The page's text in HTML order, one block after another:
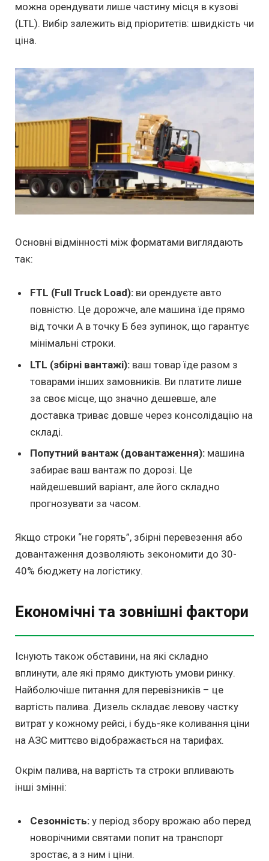
можна орендувати лише частину місця в кузові
(LTL). Вибір залежить від пріоритетів: швидкість чи
ціна.
Основні відмінності між форматами виглядають
так:
FTL (Full Truck Load): ви орендуєте авто
повністю. Це дорожче, але машина їде прямо
від точки А в точку Б без зупинок, що гарантує
мінімальні строки.
LTL (збірні вантажі): ваш товар їде разом з
товарами інших замовників. Ви платите лише
за своє місце, що значно дешевше, але
доставка триває довше через консолідацію на
складі.
Попутний вантаж (довантаження): машина
забирає ваш вантаж по дорозі. Це
найдешевший варіант, але його складно
прогнозувати за часом.
Якщо строки “не горять”, збірні перевезення або
довантаження дозволяють зекономити до 30-
40% бюджету на логістику.
Економічні та зовнішні фактори
Існують також обставини, на які складно
вплинути, але які прямо диктують умови ринку.
Найболючіше питання для перевізників – це
вартість палива. Дизель складає левову частку
витрат у кожному рейсі, і будь-яке коливання ціни
на АЗС миттєво відображається на тарифах.
Окрім палива, на вартість та строки впливають
інші змінні:
Сезонність: у період збору врожаю або перед
новорічними святами попит на транспорт
зростає, а з ним і ціни.